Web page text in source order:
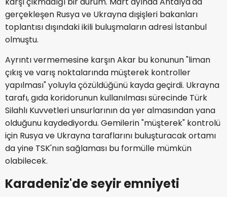
gerçekleşen Rusya ve Ukrayna dışişleri bakanları
toplantısı dışındaki ikili buluşmaların adresi İstanbul
olmuştu.
Ayrıntı vermemesine karşın Akar bu konunun "liman
çıkış ve varış noktalarında müşterek kontroller
yapılması" yoluyla çözüldüğünü kayda geçirdi. Ukrayna
tarafı, gıda koridorunun kullanılması sürecinde Türk
Silahlı Kuvvetleri unsurlarının da yer almasından yana
olduğunu kaydediyordu. Gemilerin "müşterek" kontrolü
için Rusya ve Ukrayna taraflarını buluşturacak ortamı
da yine TSK'nın sağlaması bu formülle mümkün
olabilecek.
Karadeniz'de seyir emniyeti